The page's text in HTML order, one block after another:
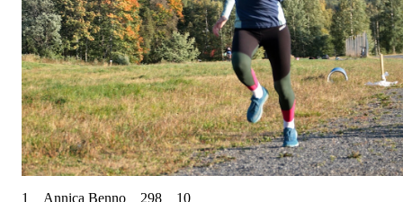
1 Annica Benno 298 10